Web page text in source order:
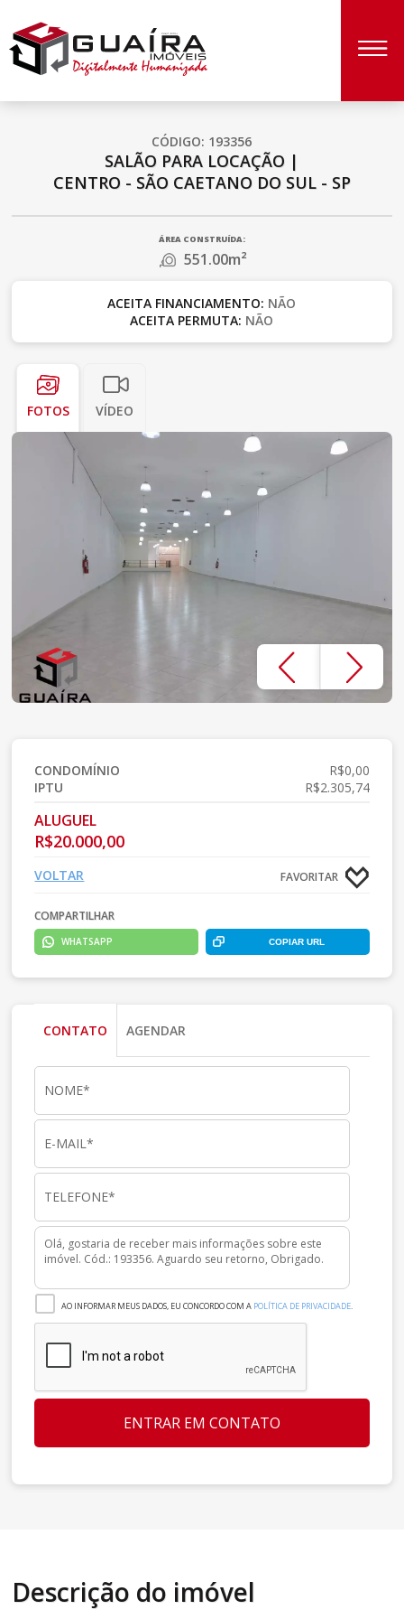
CÓDIGO: 193356
SALÃO PARA LOCAÇÃO |
CENTRO - SÃO CAETANO DO SUL - SP
ÁREA CONSTRUÍDA:
551.00m²
ACEITA FINANCIAMENTO: NÃO
ACEITA PERMUTA: NÃO
FOTOS VÍDEO
CONDOMÍNIO
R$0,00
IPTU
R$2.305,74
ALUGUEL
R$20.000,00
FAVORITAR
VOLTAR
COMPARTILHAR
WHATSAPP COPIAR URL
CONTATO AGENDAR
AO INFORMAR MEUS DADOS, EU CONCORDO COM A POLÍTICA DE PRIVACIDADE.
ENTRAR EM CONTATO
Descrição do imóvel